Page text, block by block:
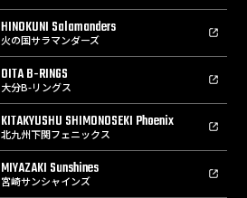
HINOKUNI Salamanders
火の国サラマンダーズ
OITA B-RINGS
大分B-リングス
KITAKYUSHU SHIMONOSEKI Phoenix
北九州下関フェニックス
MIYAZAKI Sunshines
宮崎サンシャインズ